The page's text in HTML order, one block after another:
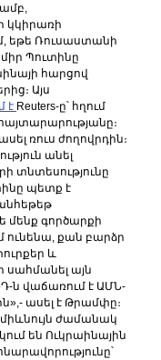
կկիրառի
եթե Ռուսաստանի
Պուտինը
հարցով
Այս
է Reuters-ը՝ հղում
ռուս ժողովրդին։
անել
տնտեսությունը
պետք է
մենք գործարքի
ունենա, քան բարձր
և
այն
ն վաճառում է ԱՄՆ-
ասել է Թրամփը։
ժամանակ
են Ուկրաինային